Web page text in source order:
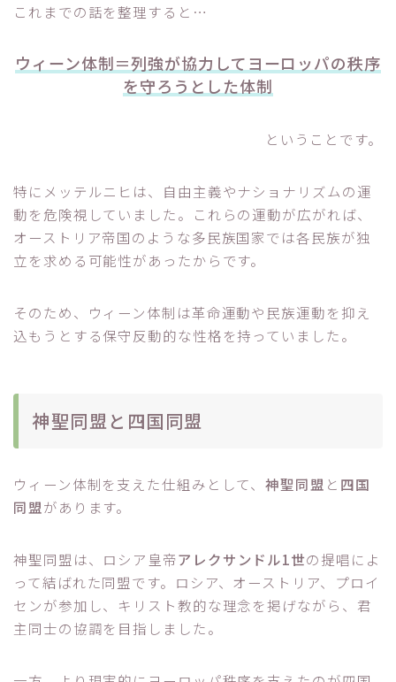
これまでの話を整理すると…
ウィーン体制＝列強が協力してヨーロッパの秩序
を守ろうとした体制
ということです。
特にメッテルニヒは、自由主義やナショナリズムの運
動を危険視していました。これらの運動が広がれば、
オーストリア帝国のような多民族国家では各民族が独
立を求める可能性があったからです。
そのため、ウィーン体制は革命運動や民族運動を抑え
込もうとする保守反動的な性格を持っていました。
神聖同盟と四国同盟
ウィーン体制を支えた仕組みとして、神聖同盟 と 四国
同盟があります。
神聖同盟は、ロシア皇帝アレクサンドル1世の提唱によ
って結ばれた同盟です。ロシア、オーストリア、プロイ
センが参加し、キリスト教的な理念を掲げながら、君
主同士の協調を目指しました。